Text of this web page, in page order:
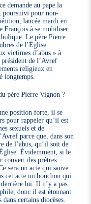
demande au pape la
poursuivi pour non-
lancée mardi en
François à se mobiliser
Le père Pierre
de l’Église
victimes d’abus » à
de l’Avref
religieux en
longtemps.
père Pierre Vignon ?
position forte, il se
pour rappeler qu’il est
sexuels et de
parce que, dans son
de l’abus, qu’il soit de
Évidemment, si le
couvert des prêtres
sera un acte qui sauve
cet acte un bouchon qui
derrière lui. Il n’y a pas
donc il est étonnant
certains diocèses.